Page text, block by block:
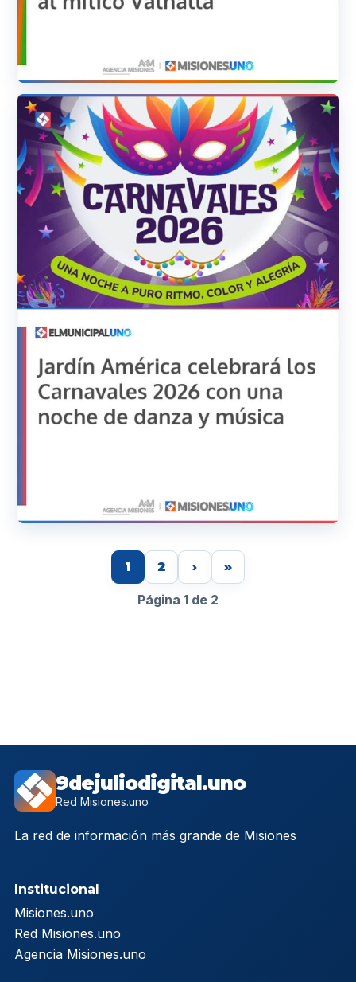
1 2 › »
Página 1 de 2
9dejuliodigital.uno
Red Misiones.uno
La red de información más grande de Misiones
Institucional
Misiones.uno
Red Misiones.uno
Agencia Misiones.uno